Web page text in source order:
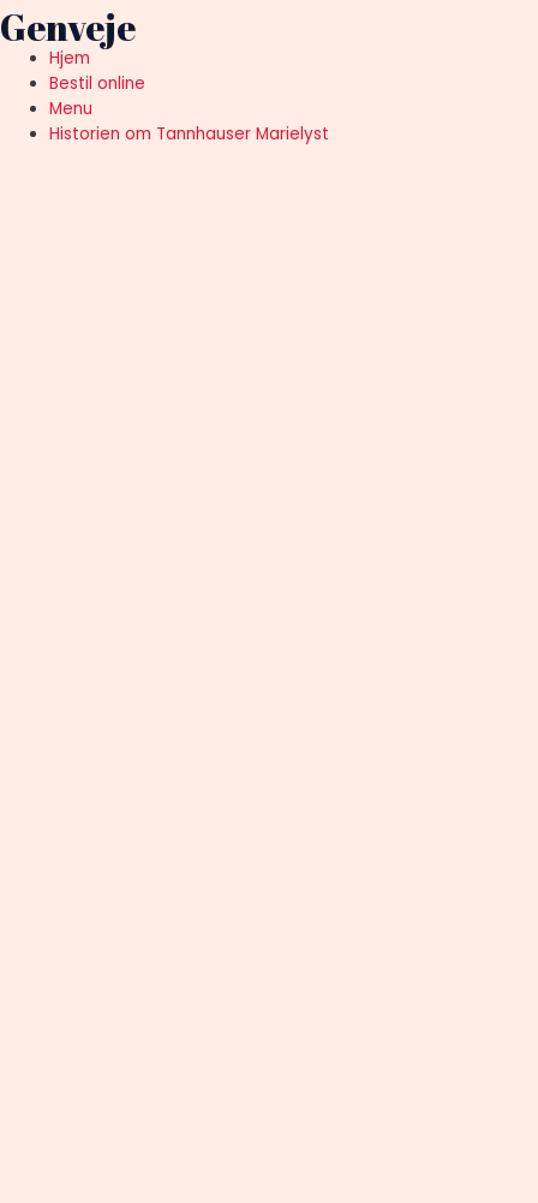
Genveje
Hjem
Bestil online
Menu
Historien om Tannhauser Marielyst